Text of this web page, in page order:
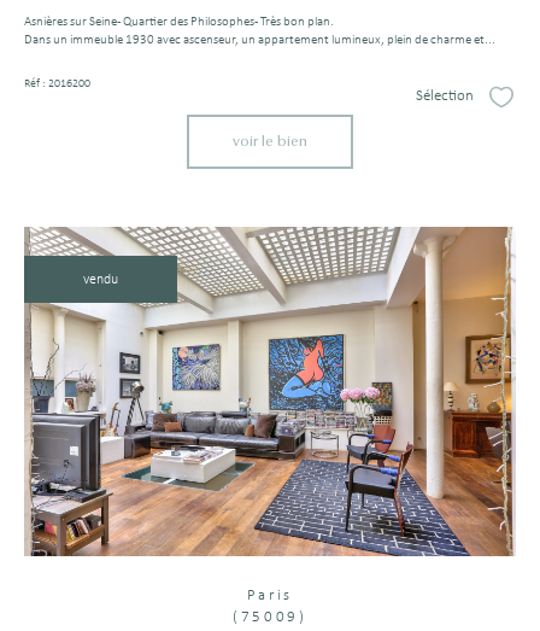
Asnières sur Seine - Quartier des Philosophes - Très bon plan.
Dans un immeuble 1930 avec ascenseur, un appartement lumineux, plein de charme et...
Réf : 2016200
Sélection
voir le bien
vendu
Paris
(75009)